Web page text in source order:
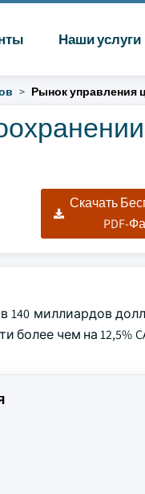
Наши услуги
Рынок управления
Скачать
PDF-
140 миллиардов
чем на 12,5%